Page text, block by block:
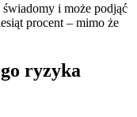
i może podjąć
procent – mimo że
ryzyka